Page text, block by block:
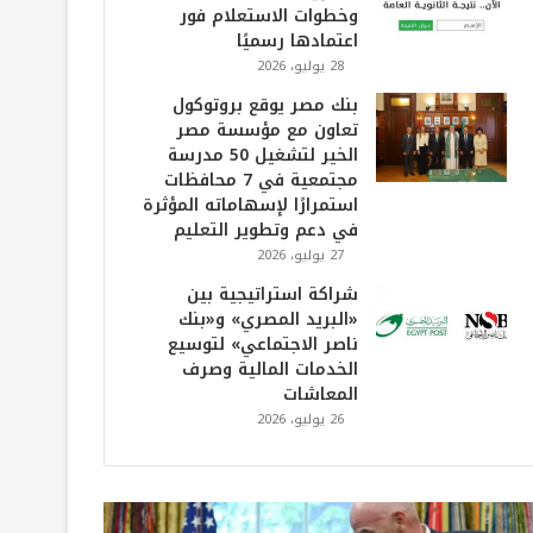
وخطوات الاستعلام فور
اعتمادها رسميًا
28 يوليو، 2026
بنك مصر يوقع بروتوكول
تعاون مع مؤسسة مصر
الخير لتشغيل 50 مدرسة
مجتمعية في 7 محافظات
استمرارًا لإسهاماته المؤثرة
في دعم وتطوير التعليم
27 يوليو، 2026
شراكة استراتيجية بين
«البريد المصري» و«بنك
ناصر الاجتماعي» لتوسيع
الخدمات المالية وصرف
المعاشات
26 يوليو، 2026